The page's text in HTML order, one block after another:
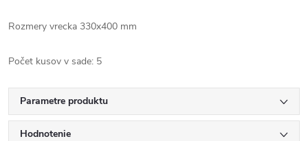
Rozmery vrecka 330x400 mm
Počet kusov v sade: 5
Parametre produktu
Hodnotenie